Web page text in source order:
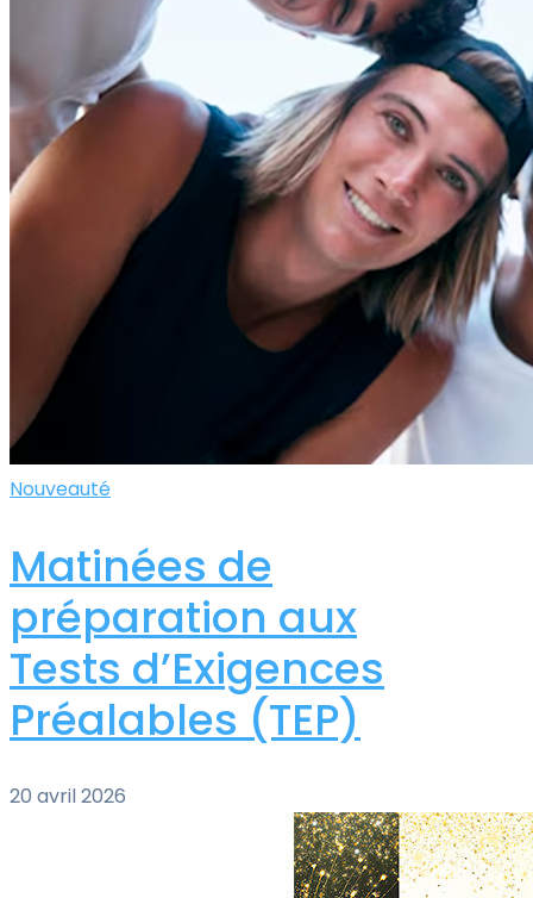
Nouveauté
Matinées de
préparation aux
Tests d’Exigences
Préalables (TEP)
20 avril 2026